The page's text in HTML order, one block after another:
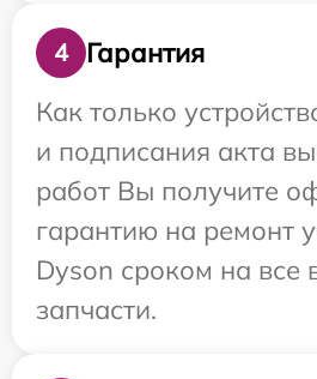
4
Гарантия
Как только
и подписания акта
работ Вы получите
гарантию на ремонт
Dyson сроком на все
запчасти.